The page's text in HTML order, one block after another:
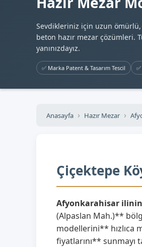
Sevdikleriniz için uzun
beton hazır mezar çözümleri.
yanınızdayız.
✅ Marka Patent & Tasarım Tescil
Anasayfa Hazır Mezar
Çiçektepe
Afyonkarahisar ilinin
(Alpaslan Mah.)**
modellerini** hızlıca
fiyatlarını** sunmayı